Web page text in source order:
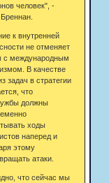
человек", -
к внутренней
не отменяет
с международным
В качестве
задач в стратегии
что
должны
ходы
наперед и
этому
атаки.
что сейчас мы